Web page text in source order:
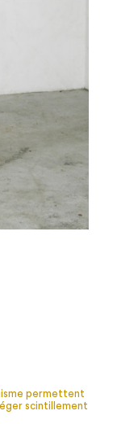
permettent
scintillement